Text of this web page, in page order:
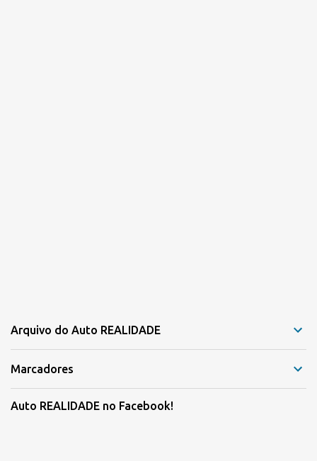
Arquivo do Auto REALIDADE
Marcadores
Auto REALIDADE no Facebook!